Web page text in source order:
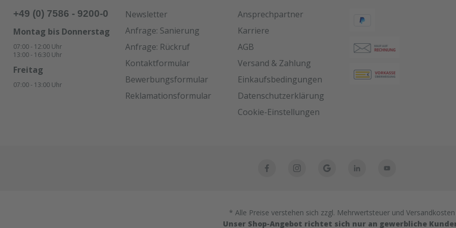
Gehärtet kann es nur noch
mechanisch entfernt
werden.Glätten: Glätten der
Fuge mit einem Spatel mit
Hilfe eines Glättmittels. Achten
Sie darauf, dass keine
Seifenlösung zwischen die
Dichtmittel gelangt (um die
bgabe:Nur in Verbindung mit
Bestellung von Ersatzplatten in
+49 (0) 7586 - 9200-0
Montag bis Donnerstag
07:00 - 12:00 Uhr
13:00 - 16:30 Uhr
Freitag
07:00 - 13:00 Uhr
Newsletter
Anfrage: Sanierung
Anfrage: Rückruf
Kontaktformular
Bewerbungsformular
Reklamationsformular
Ansprechpartner
Karriere
AGB
Versand & Zahlung
Einkaufsbedingungen
Datenschutzerklärung
Cookie-Einstellungen
* Alle Preise verstehen sich zzgl. Mehrwertsteuer und Versandkosten
Unser Shop-Angebot richtet sich nur an gewerbliche